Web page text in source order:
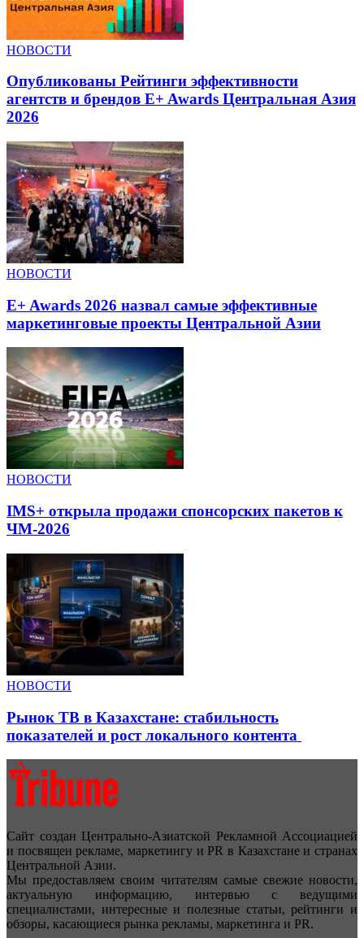
НОВОСТИ
Опубликованы Рейтинги эффективности
агентств и брендов E+ Awards Центральная Азия
2026
НОВОСТИ
E+ Awards 2026 назвал самые эффективные
маркетинговые проекты Центральной Азии
НОВОСТИ
IMS+ открыла продажи спонсорских пакетов к
ЧМ-2026
НОВОСТИ
Рынок ТВ в Казахстане: стабильность
показателей и рост локального контента
Сайт создан Центрально-Азиатской Рекламной Ассоциацией
и посвящен рекламе, маркетингу и PR в Казахстане и странах
Центральной Азии.
Мы предоставляем своим читателям самые свежие новости,
актуальную информацию, интервью с ведущими
специалистами, интересные и полезные статьи, рейтинги и
обзоры, касающиеся рынка рекламы, маркетинга и PR.